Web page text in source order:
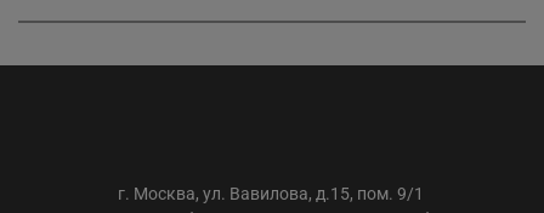
г. Москва, ул. Вавилова, д.15, пом. 9/1